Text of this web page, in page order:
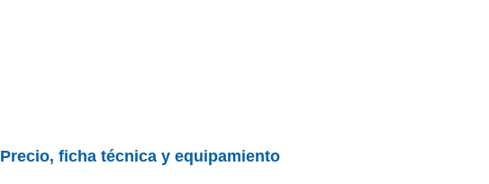
Precio, ficha técnica y equipamiento